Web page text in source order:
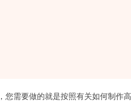
需要做的就是按照有关如何制作